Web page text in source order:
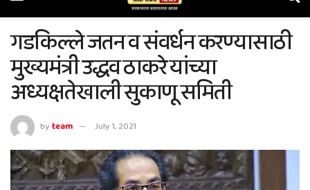
गडकिल्ले जतन व संवर्धन करण्यासाठी
मुख्यमंत्री उद्धव ठाकरे यांच्या
अध्यक्षतेखाली सुकाणू समिती
byteam July 1, 2021